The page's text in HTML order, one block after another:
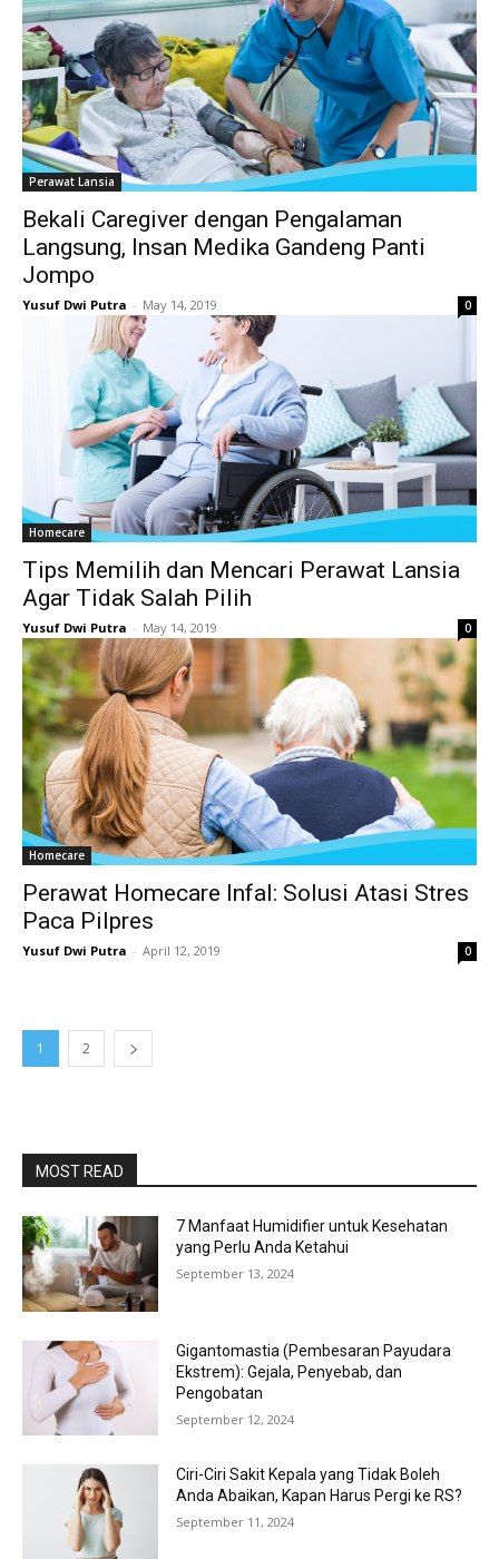
Perawat Lansia
Bekali Caregiver dengan Pengalaman
Langsung, Insan Medika Gandeng Panti
Jompo
Yusuf Dwi Putra - May 14, 2019 0
Homecare
Tips Memilih dan Mencari Perawat Lansia
Agar Tidak Salah Pilih
Yusuf Dwi Putra - May 14, 2019 0
Homecare
Perawat Homecare Infal: Solusi Atasi Stres
Paca Pilpres
Yusuf Dwi Putra - April 12, 2019 0
1 2
MOST READ
7 Manfaat Humidifier untuk Kesehatan
yang Perlu Anda Ketahui
September 13, 2024
Gigantomastia (Pembesaran Payudara
Ekstrem): Gejala, Penyebab, dan
Pengobatan
September 12, 2024
Ciri-Ciri Sakit Kepala yang Tidak Boleh
Anda Abaikan, Kapan Harus Pergi ke RS?
September 11, 2024